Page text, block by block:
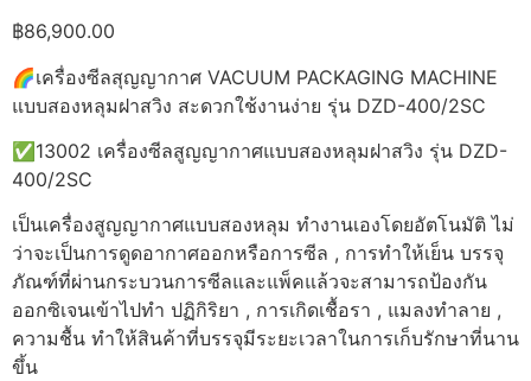
฿86,900.00
🌈เครื่องซีลสุญญากาศ VACUUM PACKAGING MACHINE
แบบสองหลุมฝาสวิง สะดวกใช้งานง่าย รุ่น DZD-400/2SC
✅13002 เครื่องซีลสูญญากาศแบบสองหลุมฝาสวิง รุ่น DZD-
400/2SC
เป็นเครื่องสูญญากาศแบบสองหลุม ทำงานเองโดยอัตโนมัติ ไม่
ว่าจะเป็นการดูดอากาศออกหรือการซีล , การทำให้เย็น บรรจุ
ภัณฑ์ที่ผ่านกระบวนการซีลและแพ็คแล้วจะสามารถป้องกัน
ออกซิเจนเข้าไปทำ ปฏิกิริยา , การเกิดเชื้อรา , แมลงทำลาย ,
ความชื้น ทำให้สินค้าที่บรรจุมีระยะเวลาในการเก็บรักษาที่นาน
ขึ้น